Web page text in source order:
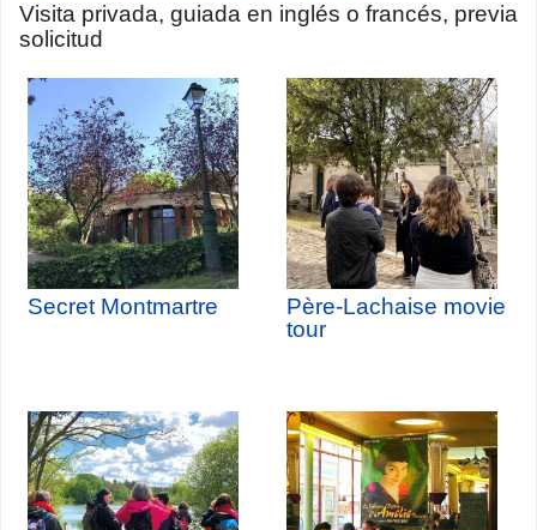
Visita privada, guiada en inglés o francés, previa
solicitud
Secret Montmartre
Père-Lachaise movie
tour